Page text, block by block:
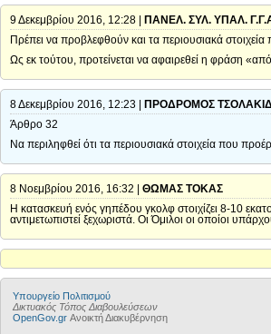
9 Δεκεμβρίου 2016, 12:28 |
ΠΑΝΕΛ. ΣΥΛ. ΥΠΑΛ.
Πρέπει να προβλεφθούν και τα περιουσιακά
Ως εκ τούτου, προτείνεται να αφαιρεθεί η φράση
8 Δεκεμβρίου 2016, 12:23 |
ΠΡΟΔΡΟΜΟΣ
Άρθρο 32
Να περιληφθεί ότι τα περιουσιακά στοιχεία που
8 Νοεμβρίου 2016, 16:32 | ΘΩΜΑΣ ΤΟΚΑΣ
Η κατασκευή ενός γηπέδου γκολφ στοιχίζει 8-10
αντιμετωπιστεί ξεχωριστά. Οι Όμιλοι οι οποίοι
Υπουργείο Πολιτισμού
Δικτυακός Τόπος Διαβουλεύσεων
OpenGov.gr Ανοικτή Διακυβέρνηση